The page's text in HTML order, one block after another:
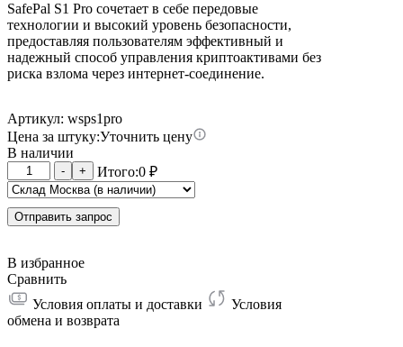
SafePal S1 Pro сочетает в себе передовые
технологии и высокий уровень безопасности,
предоставляя пользователям эффективный и
надежный способ управления криптоактивами без
риска взлома через интернет-соединение.
Артикул: wsps1pro
Цена за штуку:Уточнить цену
В наличии
Количество
товара
SafePal
S1
- + Итого:0₽
Отправить запрос
В избранное
Сравнить
Условия оплаты и доставки
Условия
обмена и возврата